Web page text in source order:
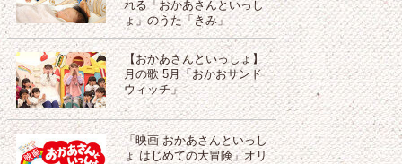
れる「おかあさんといっし
ょ」のうた「きみ」
【おかあさんといっしょ】
月の歌 5月「おかおサンド
ウィッチ」
「映画 おかあさんといっし
ょ はじめての大冒険」オリ